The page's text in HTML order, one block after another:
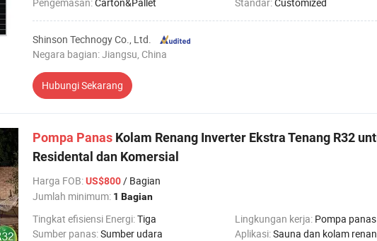
Shinson Technogy Co., Ltd.
Negara bagian: Jiangsu, China
Hubungi Sekarang
Pompa Panas Kolam Renang Inverter Ekstra Tenang R32
Residental dan Komersial
Harga FOB:US$800/ Bagian
Jumlah minimum: 1 Bagian
Tingkat efisiensi Energi:Tiga Lingkungan kerja: Pompa
Sumber panas:Sumber udara Aplikasi:Sauna dan kolam